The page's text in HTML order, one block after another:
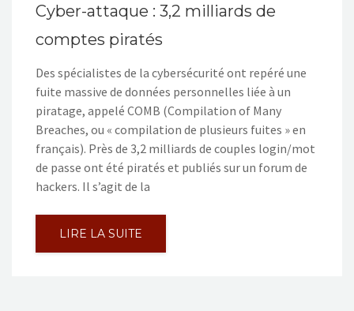
Cyber-attaque : 3,2 milliards de
comptes piratés
Des spécialistes de la cybersécurité ont repéré une
fuite massive de données personnelles liée à un
piratage, appelé COMB (Compilation of Many
Breaches, ou « compilation de plusieurs fuites » en
français). Près de 3,2 milliards de couples login/mot
de passe ont été piratés et publiés sur un forum de
hackers. Il s’agit de la
LIRE LA SUITE